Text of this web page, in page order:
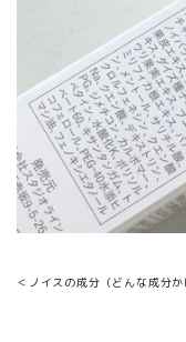
＜ノイスの成分（どんな成分